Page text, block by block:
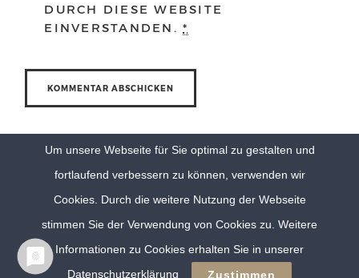
DURCH DIESE WEBSITE
EINVERSTANDEN.*
© Eva Berten Photography | Imprint Privacy Policy
Um unsere Webseite für Sie optimal zu gestalten und
fortlaufend verbessern zu können, verwenden wir
Cookies. Durch die weitere Nutzung der Webseite
stimmen Sie der Verwendung von Cookies zu. Weitere
Informationen zu Cookies erhalten Sie in unserer
Datenschutzerklärung
Zustimmen